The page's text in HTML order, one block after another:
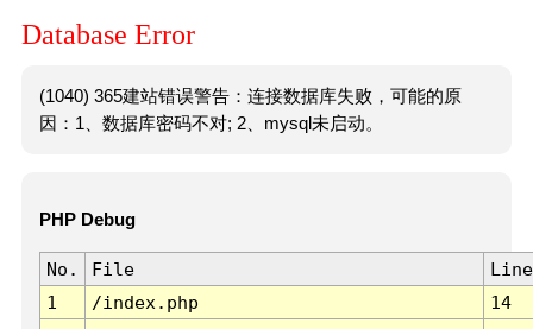
Database Error
(1040) 365建站错误警告：连接数据库失败，可能的原
因：1、数据库密码不对; 2、mysql未启动。
PHP Debug
No. File
Line
1
/index.php 14